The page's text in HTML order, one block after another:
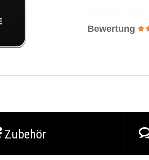
Bewertung
Zubehör